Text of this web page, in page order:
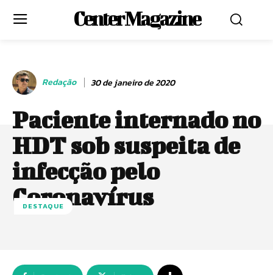
Center Magazine
Redação 30 de janeiro de 2020
Paciente internado no
HDT sob suspeita de
infecção pelo
Coronavírus
DESTAQUE